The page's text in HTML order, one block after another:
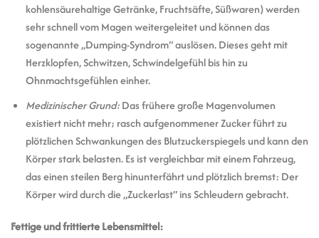
kohlensäurehaltige Getränke, Fruchtsäfte, Süßwaren) werden
sehr schnell vom Magen weitergeleitet und können das
sogenannte „Dumping-Syndrom“ auslösen. Dieses geht mit
Herzklopfen, Schwitzen, Schwindelgefühl bis hin zu
Ohnmachtsgefühlen einher.
Medizinischer Grund:Das frühere große Magenvolumen
existiert nicht mehr; rasch aufgenommener Zucker führt zu
plötzlichen Schwankungen des Blutzuckerspiegels und kann den
Körper stark belasten. Es ist vergleichbar mit einem Fahrzeug,
das einen steilen Berg hinunterfährt und plötzlich bremst: Der
Körper wird durch die „Zuckerlast“ ins Schleudern gebracht.
Fettige und frittierte Lebensmittel: